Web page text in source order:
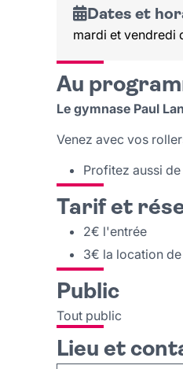
Dates et
mardi et vendredi
Au
Le gymnase Paul
Venez avec vos
Profitez aussi de
Tarif et
2€ l'entrée
3€ la location
Public
Tout public
Lieu et